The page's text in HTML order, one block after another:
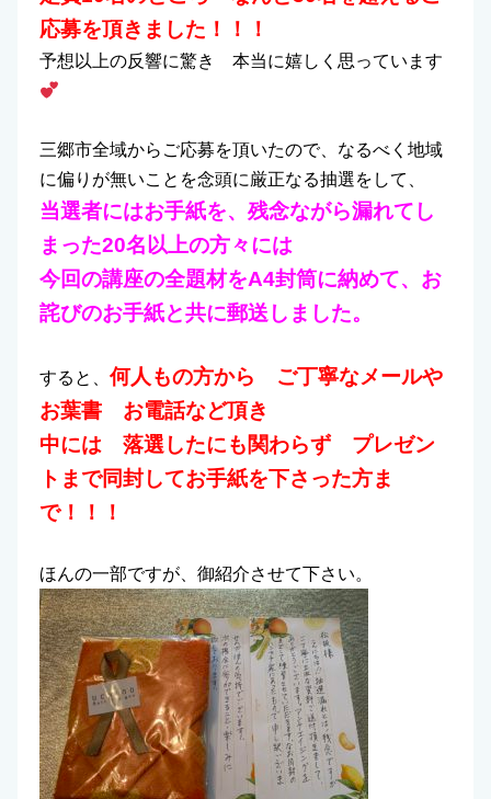
応募を頂きました！！！
予想以上の反響に驚き 本当に嬉しく思っています
三郷市全域からご応募を頂いたので、なるべく地域
に偏りが無いことを念頭に厳正なる抽選をして、
当選者にはお手紙を、残念ながら漏れてし
まった20名以上の方々には
今回の講座の全題材をA4封筒に納めて、お
詫びのお手紙と共に郵送しました。
すると、 何人もの方から ご丁寧なメールや
お葉書 お電話など頂き
中には 落選したにも関わらず プレゼン
トまで同封してお手紙を下さった方ま
で！！！
ほんの一部ですが、御紹介させて下さい。